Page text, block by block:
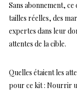
Sans abonnement,
tailles réelles, des
expertes dans leur
attentes de la cible.
Quelles étaient les
pour ce kit : Nourrir